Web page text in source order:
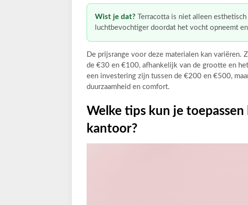
Wist je dat? Terracotta is niet alleen
luchtbevochtiger doordat het vocht opneemt
De prijsrange voor deze materialen kan
de €30 en €100, afhankelijk van de grootte en
een investering zijn tussen de €200 en €500,
duurzaamheid en comfort.
Welke tips kun je
kantoor?